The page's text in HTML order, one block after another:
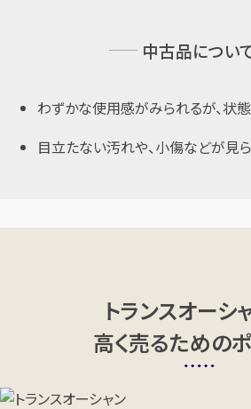
中古品につい
わずかな使用感がみられるが、状
目立たない汚れや、小傷などが見
トランスオーシ
高く売るための